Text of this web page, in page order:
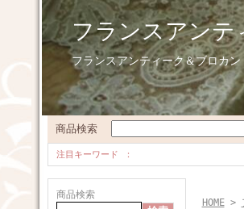
フランスアンテ
フランスアンティーク＆ブロカ
商品検索
注目キーワード
商品検索
HOME>